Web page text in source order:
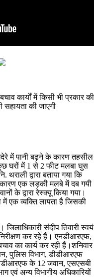
कार्यों में किसी भी प्रकार की
सहायता की जाएगी
में पानी बढ़ने के कारण तहसील
घरों में 1 से 2 फीट मलबा घुस
द्वारा बताया गया कि
एक लड़की मलबे में दब गयी
के द्वारा रेस्क्यू किया गया।
एक व्यक्ति लापता है जिसकी
संदीप तिवारी स्वयं
कर रहे हैं। एनडीआरएफ,
का कार्य कर रही हैं।शनिवार
पुलिस विभाग, डीडीआरएफ
के 12 जवान, एसएसबी
एवं अन्य विभागीय अधिकारियों